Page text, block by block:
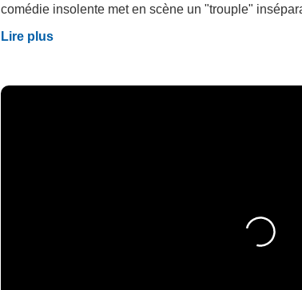
comédie insolente met en scène un "trouple"
Lire plus